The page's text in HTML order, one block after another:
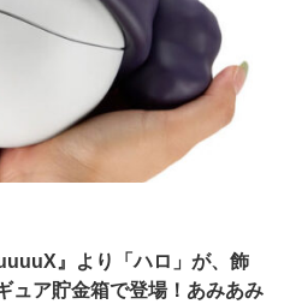
』より「ハロ」が、飾
ュア貯金箱で登場！あみあみ